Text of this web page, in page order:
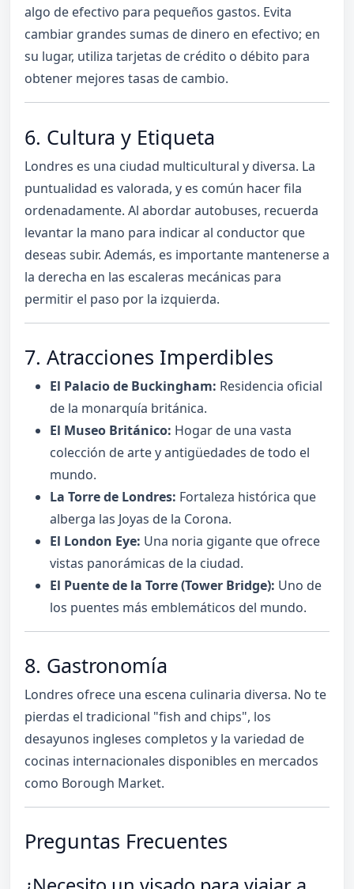
algo de efectivo para pequeños gastos. Evita
cambiar grandes sumas de dinero en efectivo; en
su lugar, utiliza tarjetas de crédito o débito para
obtener mejores tasas de cambio.
6. Cultura y Etiqueta
Londres es una ciudad multicultural y diversa. La
puntualidad es valorada, y es común hacer fila
ordenadamente. Al abordar autobuses, recuerda
levantar la mano para indicar al conductor que
deseas subir. Además, es importante mantenerse a
la derecha en las escaleras mecánicas para
permitir el paso por la izquierda.
7. Atracciones Imperdibles
El Palacio de Buckingham: Residencia oficial
de la monarquía británica.
El Museo Británico: Hogar de una vasta
colección de arte y antigüedades de todo el
mundo.
La Torre de Londres: Fortaleza histórica que
alberga las Joyas de la Corona.
El London Eye: Una noria gigante que ofrece
vistas panorámicas de la ciudad.
El Puente de la Torre (Tower Bridge): Uno de
los puentes más emblemáticos del mundo.
8. Gastronomía
Londres ofrece una escena culinaria diversa. No te
pierdas el tradicional "fish and chips", los
desayunos ingleses completos y la variedad de
cocinas internacionales disponibles en mercados
como Borough Market.
Preguntas Frecuentes